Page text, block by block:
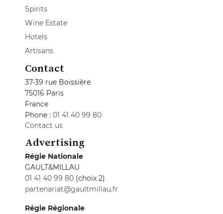
Spirits
Wine Estate
Hotels
Artisans
Contact
37-39 rue Boissière
75016 Paris
France
Phone : 01 41 40 99 80
Contact us
Advertising
Régie Nationale
GAULT&MILLAU
01 41 40 99 80 (choix 2)
partenariat@gaultmillau.fr
Régie Régionale